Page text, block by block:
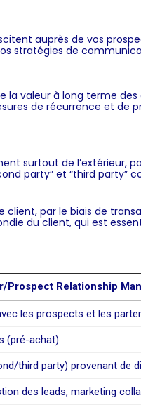
auprès de vos
stratégies de
la valeur à long terme des
de récurrence et de
surtout de l’extérieur,
party” et “third party”
client, par le biais de
du client, qui est
Prospect Relationship
les prospects et les
(pré-achat).
third party) provenant de
des leads, marketing